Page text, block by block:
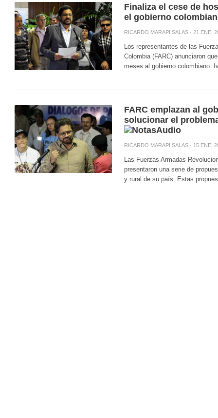
Finaliza el cese de
el gobierno
RICARDO MARAPI SALAS · 21 ENE,
Los representantes de las
Colombia (FARC) anunciaron
meses al gobierno colombiano.
FARC emplazan al
solucionar el
RICARDO MARAPI SALAS · 15 ENE,
Las Fuerzas Armadas
presentaron una serie de
y rural de su país. Estas